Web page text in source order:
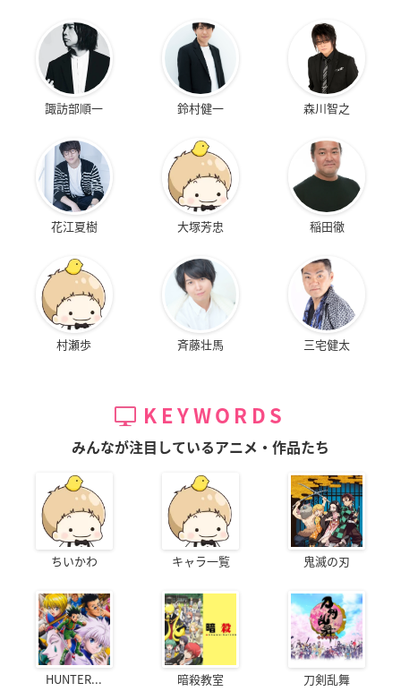
諏訪部順一 鈴村健一 森川智之
花江夏樹 大塚芳忠 稲田徹
村瀬歩 斉藤壮馬 三宅健太
KEYWORDS
みんなが注目しているアニメ・作品たち
ちいかわ キャラ一覧 鬼滅の刃
HUNTER... 暗殺教室 刀剣乱舞